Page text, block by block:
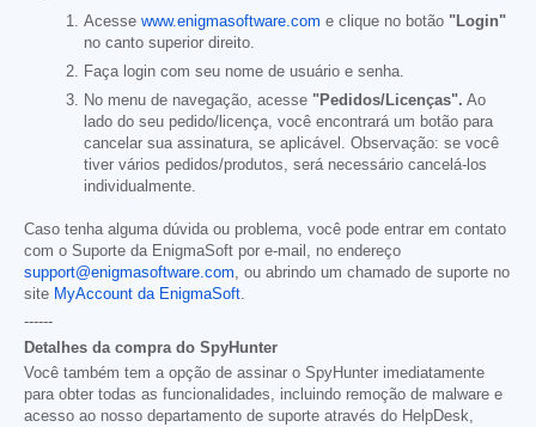
Acesse www.enigmasoftware.com e clique no botão "Login"
no canto superior direito.
Faça login com seu nome de usuário e senha.
No menu de navegação, acesse "Pedidos/Licenças". Ao
lado do seu pedido/licença, você encontrará um botão para
cancelar sua assinatura, se aplicável. Observação: se você
tiver vários pedidos/produtos, será necessário cancelá-los
individualmente.
Caso tenha alguma dúvida ou problema, você pode entrar em contato
com o Suporte da EnigmaSoft por e-mail, no endereço
support@enigmasoftware.com, ou abrindo um chamado de suporte no
site MyAccount da EnigmaSoft.
------
Detalhes da compra do SpyHunter
Você também tem a opção de assinar o SpyHunter imediatamente
para obter todas as funcionalidades, incluindo remoção de malware e
acesso ao nosso departamento de suporte através do HelpDesk,